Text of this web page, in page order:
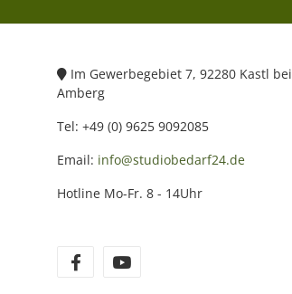
Im Gewerbegebiet 7, 92280 Kastl bei
Amberg
Tel: +49 (0) 9625 9092085
Email: info@studiobedarf24.de
Hotline Mo-Fr. 8 - 14Uhr